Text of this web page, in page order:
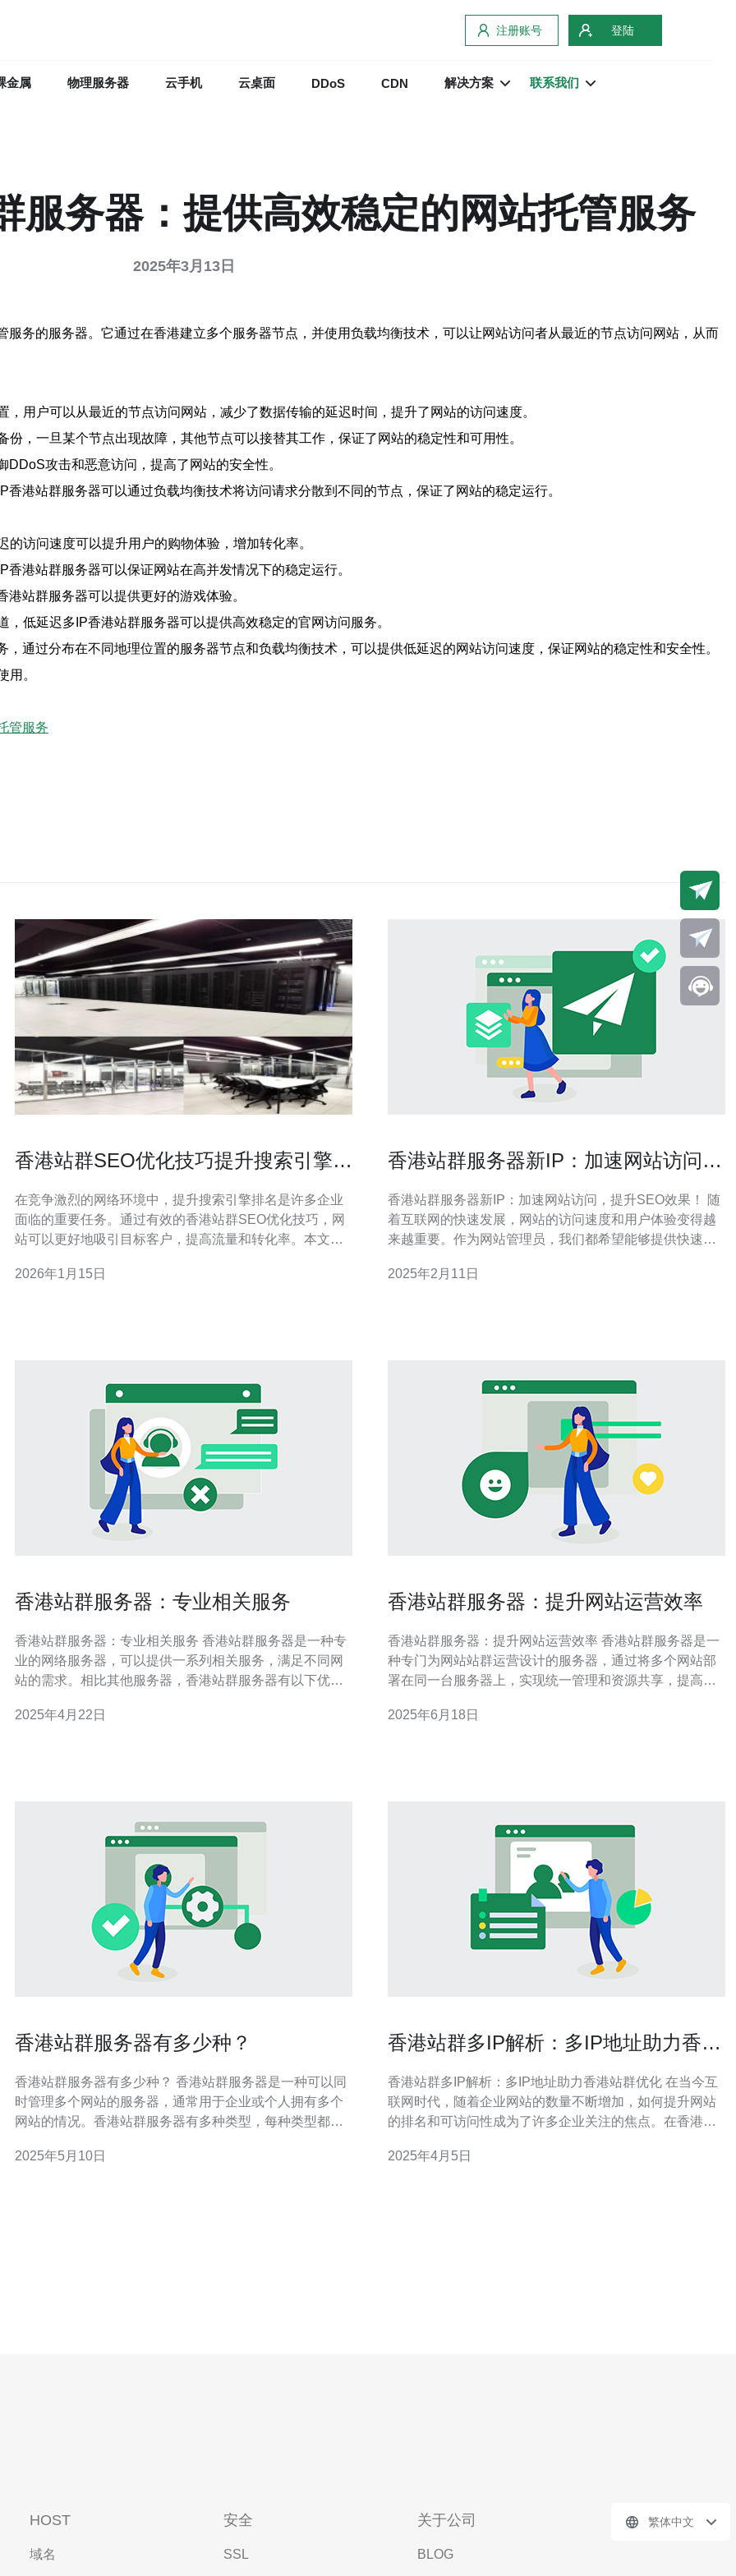
注册账号 登陆
金属 物理服务器 云手机 云桌面 DDoS CDN 解决方案 联系我们
服务器：提供高效稳定的网站托管服务
2025年3月13日
务的服务器。它通过在香港建立多个服务器节点，并使用负载均衡技术，可以让网站访问者从最近的节点访问网站，从而
，用户可以从最近的节点访问网站，减少了数据传输的延迟时间，提升了网站的访问速度。
份，一旦某个节点出现故障，其他节点可以接替其工作，保证了网站的稳定性和可用性。
攻击和恶意访问，提高了网站的安全性。
港站群服务器可以通过负载均衡技术将访问请求分散到不同的节点，保证了网站的稳定运行。
访问速度可以提升用户的购物体验，增加转化率。
港站群服务器可以保证网站在高并发情况下的稳定运行。
站群服务器可以提供更好的游戏体验。
低延迟多IP香港站群服务器可以提供高效稳定的官网访问服务。
通过分布在不同地理位置的服务器节点和负载均衡技术，可以提供低延迟的网站访问速度，保证网站的稳定性和安全性。
用。
管服务
香港站群SEO优化技巧提升搜索引擎排
在竞争激烈的网络环境中，提升搜索引擎排名是许多企业
面临的重要任务。通过有效的香港站群SEO优化技巧，网
站可以更好地吸引目标客户，提高流量和转化率。本文将
的搜索引擎排名。 站群SEO优化是指通过建立多个相关网
2026年1月15日
香港站群服务器新IP：加速网站访问，
香港站群服务器新IP：加速网站访问，提升SEO效果！ 随
着互联网的快速发展，网站的访问速度和用户体验变得越
来越重要。作为网站管理员，我们都希望能够提供快速且
这篇文章中，我们将介绍如何通过使用香港站群服务器的
2025年2月11日
香港站群服务器：专业相关服务
香港站群服务器：专业相关服务 香港站群服务器是一种专
业的网络服务器，可以提供一系列相关服务，满足不同网
站的需求。相比其他服务器，香港站群服务器有以下优
各地，具有稳定的网络环境和高速网络连接。 高度可靠
2025年4月22日
香港站群服务器：提升网站运营效率
香港站群服务器：提升网站运营效率 香港站群服务器是一
种专门为网站站群运营设计的服务器，通过将多个网站部
署在同一台服务器上，实现统一管理和资源共享，提高网
通过共享服务器资源，降低了网站运营成本。 提升效率：
2025年6月18日
香港站群服务器有多少种？
香港站群服务器有多少种？ 香港站群服务器是一种可以同
时管理多个网站的服务器，通常用于企业或个人拥有多个
网站的情况。香港站群服务器有多种类型，每种类型都有
器类型之一，多个网站共享同一台服务器资源。这种服务
2025年5月10日
香港站群多IP解析：多IP地址助力香港
香港站群多IP解析：多IP地址助力香港站群优化 在当今互
联网时代，随着企业网站的数量不断增加，如何提升网站
的排名和可访问性成为了许多企业关注的焦点。在香港站
的策略。 使用多个IP地址进行解析有多个好处。首先，多
2025年4月5日
HOST
域名
安全
SSL
关于公司
BLOG
繁体中文